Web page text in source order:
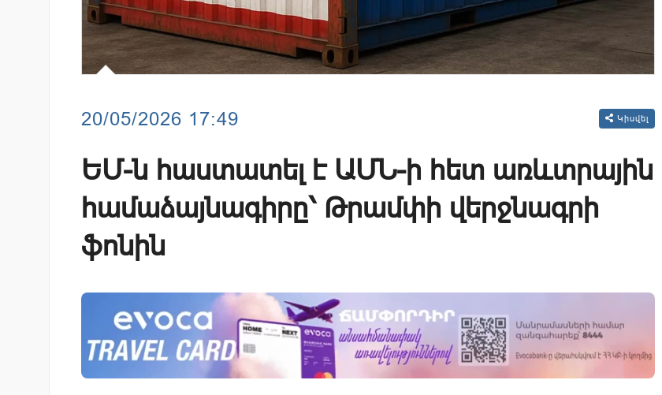
20/05/2026 17:49 Կիսվել
ԵՄ-ն հաստատել է ԱՄՆ-ի հետ առևտրային
համաձայնագիրը՝ Թրամփի վերջնագրի
ֆոնին